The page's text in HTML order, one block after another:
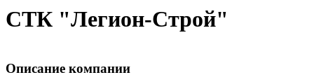
СТК "Легион-Строй"
Описание компании